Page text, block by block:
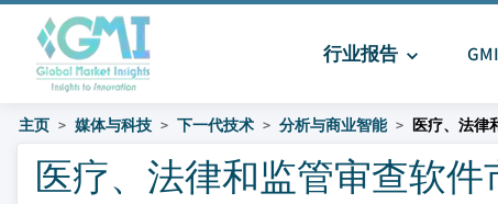
行业报告
主页 媒体与科技 下一代技术 分析与商业智能 医疗、法律
医疗、法律和监管审查软件